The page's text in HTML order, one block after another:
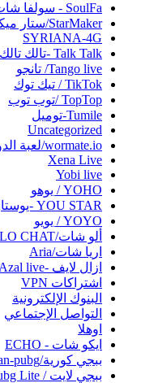
SoulFa - سولفا شات
StarMaker/ستار ميكر
SYRIANA-4G
Talk Talk -تالك تالك
Tango live/ تانجو
TikTok / تيك توك
TopTop /توب توب
Tumile-توميل
Uncategorized
wormate.io/لعبة الدودة
Xena Live
Yobi live‏
YOHO / يوهو
YOU STAR -يوستار
YOYO / يويو
ألو شات/ALLO CHAT
اريا شات/Aria
ازال لايف -Azal live
اشتراكات VPN
البنوك الإلكترونية
التواصل الإجتماعي
اوهلا
ايكو شات - ECHO
ببجي كورية/korean-pubg
ببجي لايت / Pubg Lite